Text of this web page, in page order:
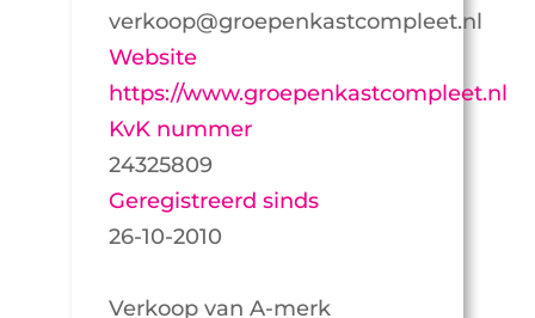
verkoop@groepenkastcompleet.nl
Website
https://www.groepenkastcompleet.nl
KvK nummer
24325809
Geregistreerd sinds
26-10-2010
Verkoop van A-merk